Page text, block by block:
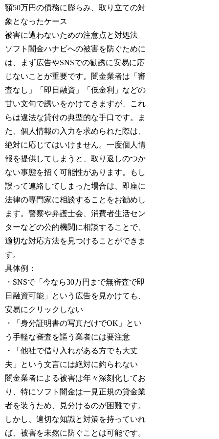
額50万円の債務に膨らみ、取り立ての対
象となったケース
被害に遭わないための注意点と対処法
ソフト闇金ハナビへの被害を防ぐために
は、まず広告やSNSでの勧誘に安易に応
じないことが重要です。闇金業者は「審
査なし」「即日融資」「低金利」などの
甘い文句で誘いをかけてきますが、これ
らは違法な貸付の典型的な手口です。ま
た、個人情報の入力を求められた際は、
絶対に応じてはいけません。一度個人情
報を提供してしまうと、取り返しのつか
ない事態を招く可能性があります。もし
誤って連絡してしまった場合は、即座に
法律の専門家に相談することをお勧めし
ます。警察や弁護士会、消費者生活セン
ターなどの公的機関に相談することで、
適切な対応方法を見つけることができま
す。
具体例：
・SNSで「今なら30万円まで無審査で即
日融資可能」という広告を見かけても、
安易にクリックしない
・「身分証明書の写真だけでOK」とい
う手軽な審査を謳う業者には要注意
・「他社で借り入れがある方でも大丈
夫」という文言には絶対に釣られない
闇金業者による被害は年々深刻化してお
り、特にソフト闇金は一見正規の貸金業
者を装うため、見分けるのが困難です。
しかし、適切な知識と対策を持っていれ
ば、被害を未然に防ぐことは可能です。